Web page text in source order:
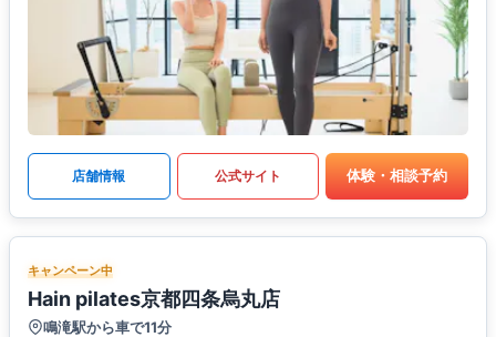
店舗情報 公式サイト 体験・相談予約
キャンペーン中
Hain pilates京都四条烏丸店
鳴滝駅から車で11分